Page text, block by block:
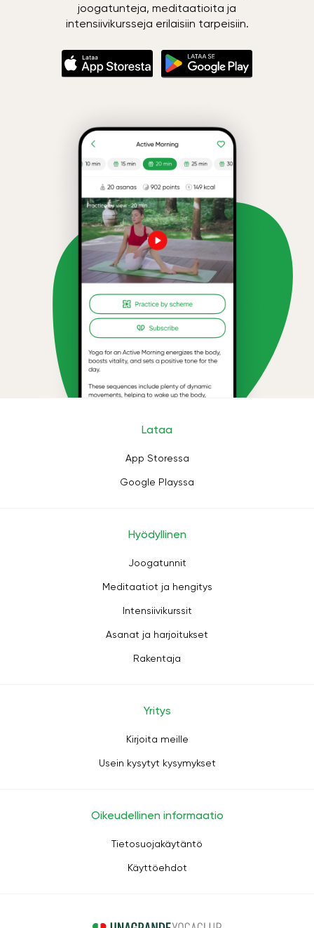
joogatunteja, meditaatioita ja
intensiivikursseja erilaisiin tarpeisiin.
Lataa
App Storessa
Google Playssa
Hyödyllinen
Joogatunnit
Meditaatiot ja hengitys
Intensiivikurssit
Asanat ja harjoitukset
Rakentaja
Yritys
Kirjoita meille
Usein kysytyt kysymykset
Oikeudellinen informaatio
Tietosuojakäytäntö
Käyttöehdot